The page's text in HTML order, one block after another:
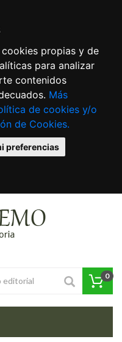
propias y de
para analizar
contenidos
Más
de cookies y/o
de Cookies.
preferencias
0